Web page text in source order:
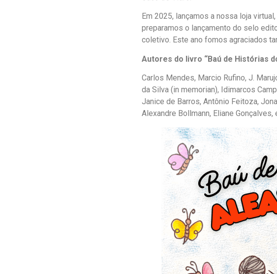
Em 2025, lançamos a nossa loja
preparamos o lançamento do selo
coletivo. Este ano fomos agraciados
Autores do livro “Baú de Histórias
Carlos Mendes, Marcio Rufino, J.
da Silva (in memorian), Idimarcos
Janice de Barros, Antônio Feitoza,
Alexandre Bollmann, Eliane Gonçalves,